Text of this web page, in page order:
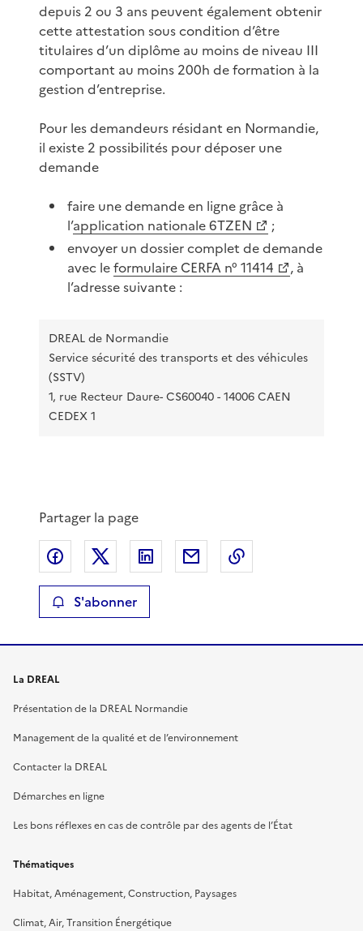
depuis 2 ou 3 ans peuvent également obtenir
cette attestation sous condition d’être
titulaires d’un diplôme au moins de niveau III
comportant au moins 200h de formation à la
gestion d’entreprise.
Pour les demandeurs résidant en Normandie,
il existe 2 possibilités pour déposer une
demande
faire une demande en ligne grâce à
l’application nationale 6TZEN
;
envoyer un dossier complet de demande
avec leformulaire CERFA n° 11414
, à
l’adresse suivante :
DREAL de Normandie
Service sécurité des transports et des véhicules
(SSTV)
1, rue Recteur Daure- CS60040 - 14006 CAEN
CEDEX 1
Partager la page
Partager sur Facebook
Partager sur XPartager sur LinkedIn
Partager par email
S'abonner
La DREAL
Présentation de la DREAL Normandie
Management de la qualité et de l’environnement
Contacter la DREAL
Démarches en ligne
Les bons réflexes en cas de contrôle par des agents de l’État
Thématiques
Habitat, Aménagement, Construction, Paysages
Climat, Air, Transition Énergétique